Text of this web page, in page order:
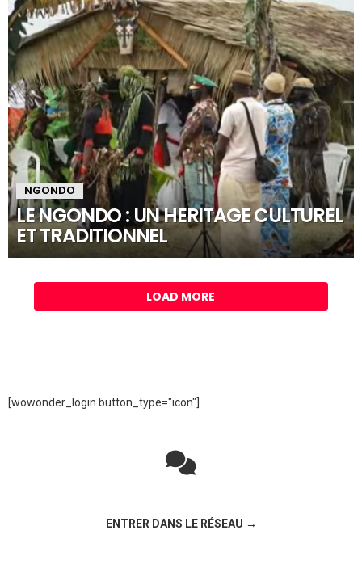
NGONDO
LE NGONDO : UN HERITAGE CULTUREL
ET TRADITIONNEL
LOAD MORE
[wowonder_login button_type="icon"]
ENTRER DANS LE RÉSEAU →